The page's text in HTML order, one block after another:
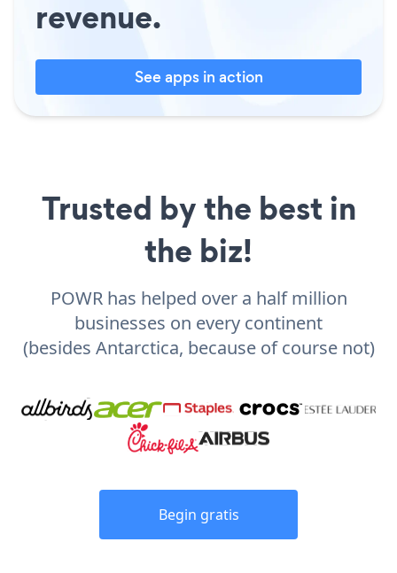
revenue.
See apps in action
Trusted by the best in
the biz!
POWR has helped over a half million
businesses on every continent
(besides Antarctica, because of course not)
Begin gratis